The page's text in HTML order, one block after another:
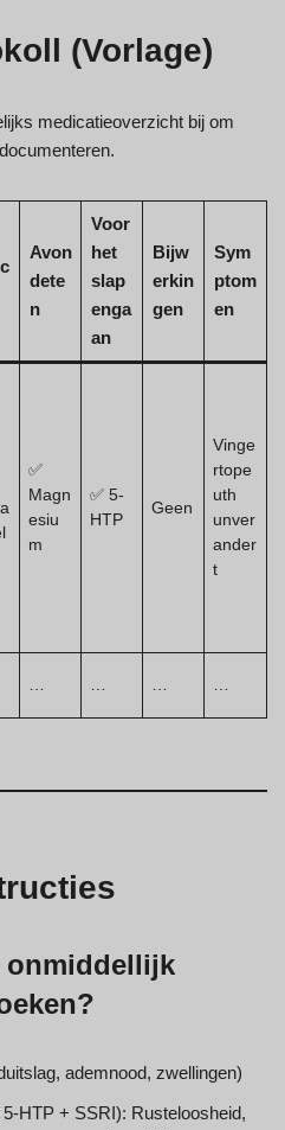
(Vorlage)
medicatieoverzicht bij om
Avon
dete
n
Voor
het
slap
enga
an
Bijw
erkin
gen
Sym
ptom
en
✅
Magn
esiu
m
✅ 5-
HTP
Geen
Vinge
rtope
uth
unver
ander
t
… … … …
onmiddellijk
ademnood, zwellingen)
5-HTP + SSRI): Rusteloosheid,